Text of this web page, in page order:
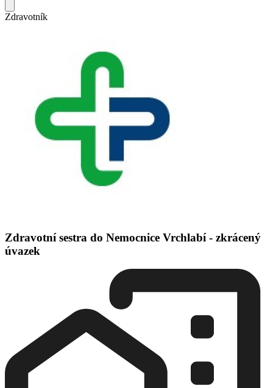
Zdravotník
Zdravotní sestra do Nemocnice Vrchlabí - zkrácený
úvazek